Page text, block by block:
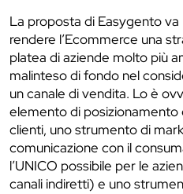
La proposta di Easygento
rendere l’Ecommerce una
platea di aziende molto più
malinteso di fondo nel
un canale di vendita. Lo è
elemento di posizionamento
clienti, uno strumento di
comunicazione con il
l’UNICO possibile per le
canali indiretti) e uno